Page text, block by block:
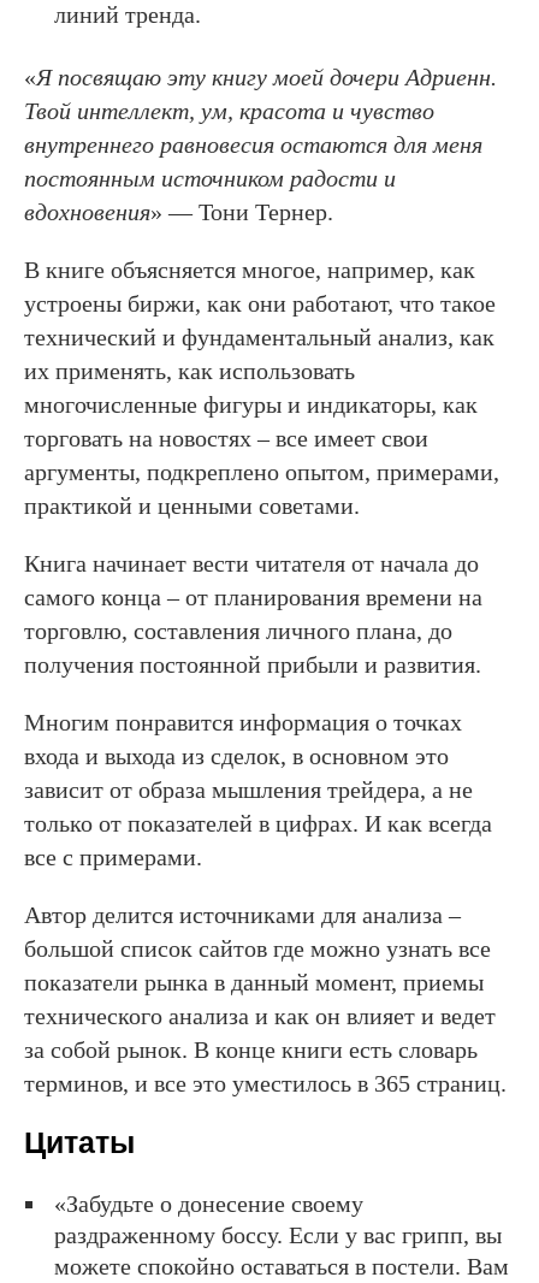
линий тренда.
«Я посвящаю эту книгу моей дочери Адриенн.
Твой интеллект, ум, красота и чувство
внутреннего равновесия остаются для меня
постоянным источником радости и
вдохновения» — Тони Тернер.
В книге объясняется многое, например, как
устроены биржи, как они работают, что такое
технический и фундаментальный анализ, как
их применять, как использовать
многочисленные фигуры и индикаторы, как
торговать на новостях – все имеет свои
аргументы, подкреплено опытом, примерами,
практикой и ценными советами.
Книга начинает вести читателя от начала до
самого конца – от планирования времени на
торговлю, составления личного плана, до
получения постоянной прибыли и развития.
Многим понравится информация о точках
входа и выхода из сделок, в основном это
зависит от образа мышления трейдера, а не
только от показателей в цифрах. И как всегда
все с примерами.
Автор делится источниками для анализа –
большой список сайтов где можно узнать все
показатели рынка в данный момент, приемы
технического анализа и как он влияет и ведет
за собой рынок. В конце книги есть словарь
терминов, и все это уместилось в 365 страниц.
Цитаты
«Забудьте о донесение своему
раздраженному боссу. Если у вас грипп, вы
можете спокойно оставаться в постели. Вам